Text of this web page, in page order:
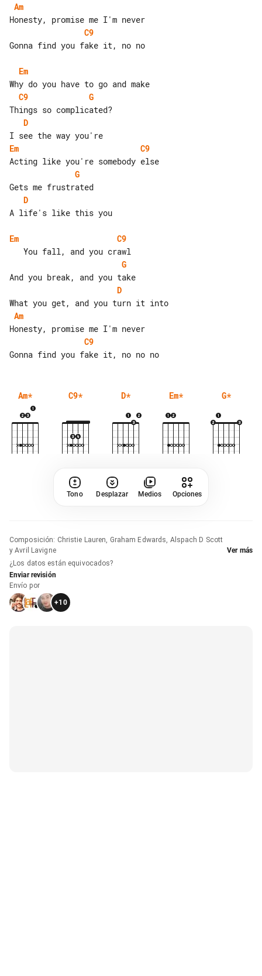
Am
C9
Gonna find you fake it, no no
Em
C9
G
D
Em
C9
G
D
A life's like this you
Em
C9
G
D
Am
C9
Am* C9* D* Em* G*
Tono Desplazar Medios Opciones
Composición: Christie Lauren, Graham Edwards, Alspach D Scott
y Avril Lavigne
Ver más
¿Los datos están equivocados?
Enviar revisión
Envío por
+10